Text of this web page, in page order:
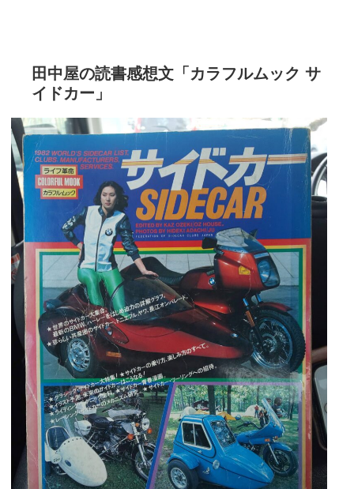
田中屋の読書感想文「カラフルムック サ
イドカー」